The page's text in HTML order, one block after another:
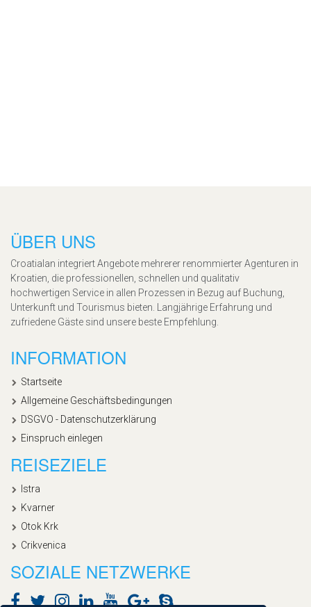
ÜBER UNS
Croatialan integriert Angebote mehrerer renommierter Agenturen in
Kroatien, die professionellen, schnellen und qualitativ
hochwertigen Service in allen Prozessen in Bezug auf Buchung,
Unterkunft und Tourismus bieten. Langjährige Erfahrung und
zufriedene Gäste sind unsere beste Empfehlung.
INFORMATION
Startseite
Allgemeine Geschäftsbedingungen
DSGVO - Datenschutzerklärung
Einspruch einlegen
REISEZIELE
Istra
Kvarner
Otok Krk
Crikvenica
SOZIALE NETZWERKE